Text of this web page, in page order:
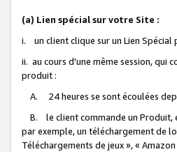
(a) Lien spécial sur votre Site :
i. un client clique sur un Lien Spécial
ii. au cours d'une même session, qui
produit :
A. 24 heures se sont écoulées
B. le client commande un Produit,
par exemple, un téléchargement de
Téléchargements de jeux », «